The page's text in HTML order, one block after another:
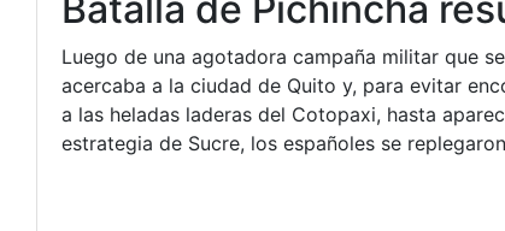
Luego de una agotadora campaña militar que
acercaba a la ciudad de Quito y, para evitar
a las heladas laderas del Cotopaxi, hasta
estrategia de Sucre, los españoles se